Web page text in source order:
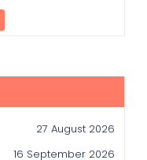
27 August 2026
16 September 2026